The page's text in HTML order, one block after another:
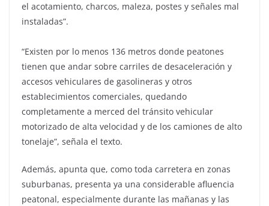
el acotamiento, charcos, maleza, postes y señales mal
instaladas”.
“Existen por lo menos 136 metros donde peatones
tienen que andar sobre carriles de desaceleración y
accesos vehiculares de gasolineras y otros
establecimientos comerciales, quedando
completamente a merced del tránsito vehicular
motorizado de alta velocidad y de los camiones de alto
tonelaje”, señala el texto.
Además, apunta que, como toda carretera en zonas
suburbanas, presenta ya una considerable afluencia
peatonal, especialmente durante las mañanas y las